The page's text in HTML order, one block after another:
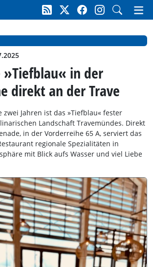
»Tiefblau« in der
direkt an der Trave
Jahren ist das »Tiefblau« fester
Landschaft Travemündes. Direkt
in der Vorderreihe 65 A, serviert das
regionale Spezialitäten in
mit Blick aufs Wasser und viel Liebe